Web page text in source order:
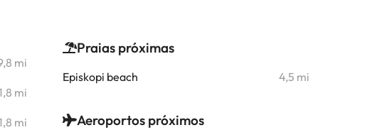
mi
mi
mi
Praias próximas
Episkopi beach 4,5 mi
Aeroportos próximos